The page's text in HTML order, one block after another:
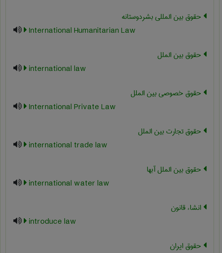
حقوق بین المللی بشردوستانه
International Humanitarian Law
حقوق بین الملل
international law
حقوق خصوصی بین الملل
International Private Law
حقوق تجارت بین الملل
international trade law
حقوق بین الملل آبها
international water law
انشاء قانون
introduce law
حقوق ایران